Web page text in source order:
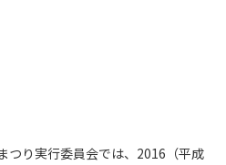
つり実行委員会では、2016（平成